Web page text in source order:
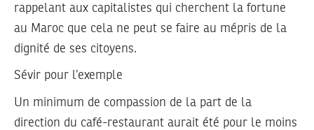
rappelant aux capitalistes qui cherchent la fortune
au Maroc que cela ne peut se faire au mépris de la
dignité de ses citoyens.
Sévir pour l’exemple
Un minimum de compassion de la part de la
direction du café-restaurant aurait été pour le moins